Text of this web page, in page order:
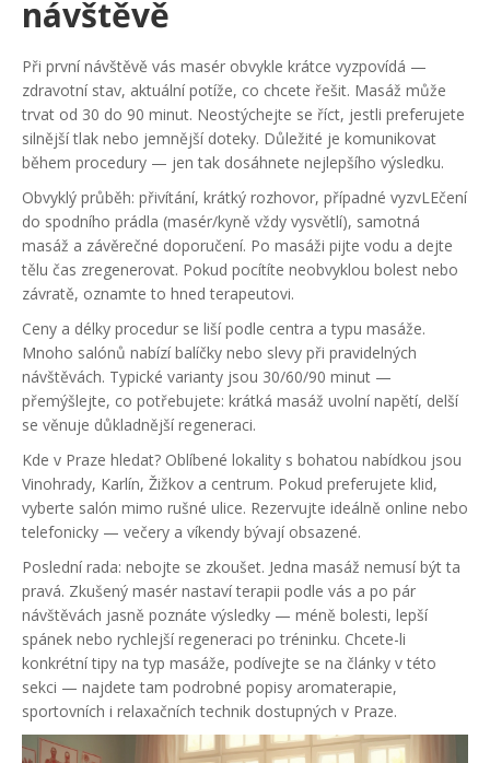
návštěvě
Při první návštěvě vás masér obvykle krátce vyzpovídá —
zdravotní stav, aktuální potíže, co chcete řešit. Masáž může
trvat od 30 do 90 minut. Neostýchejte se říct, jestli preferujete
silnější tlak nebo jemnější doteky. Důležité je komunikovat
během procedury — jen tak dosáhnete nejlepšího výsledku.
Obvyklý průběh: přivítání, krátký rozhovor, případné vyzvLEčení
do spodního prádla (masér/kyně vždy vysvětlí), samotná
masáž a závěrečné doporučení. Po masáži pijte vodu a dejte
tělu čas zregenerovat. Pokud pocítíte neobvyklou bolest nebo
závratě, oznamte to hned terapeutovi.
Ceny a délky procedur se liší podle centra a typu masáže.
Mnoho salónů nabízí balíčky nebo slevy při pravidelných
návštěvách. Typické varianty jsou 30/60/90 minut —
přemýšlejte, co potřebujete: krátká masáž uvolní napětí, delší
se věnuje důkladnější regeneraci.
Kde v Praze hledat? Oblíbené lokality s bohatou nabídkou jsou
Vinohrady, Karlín, Žižkov a centrum. Pokud preferujete klid,
vyberte salón mimo rušné ulice. Rezervujte ideálně online nebo
telefonicky — večery a víkendy bývají obsazené.
Poslední rada: nebojte se zkoušet. Jedna masáž nemusí být ta
pravá. Zkušený masér nastaví terapii podle vás a po pár
návštěvách jasně poznáte výsledky — méně bolesti, lepší
spánek nebo rychlejší regeneraci po tréninku. Chcete-li
konkrétní tipy na typ masáže, podívejte se na články v této
sekci — najdete tam podrobné popisy aromaterapie,
sportovních i relaxačních technik dostupných v Praze.